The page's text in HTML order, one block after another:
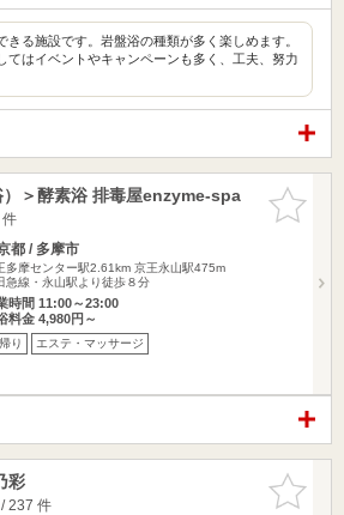
きる施設です。岩盤浴の種類が多く楽しめます。
てはイベントやキャンペーンも多く、工夫、努力
お気に入
りに追加
）＞酵素浴 排毒屋enzyme-spa
都 / 多摩市
多摩センター駅2.61km 京王永山駅475m
急線・永山駅より徒歩８分
時間 11:00～23:00
料金 4,980円～
り エステ・マッサージ
お気に入
りに追加
彩
237 件